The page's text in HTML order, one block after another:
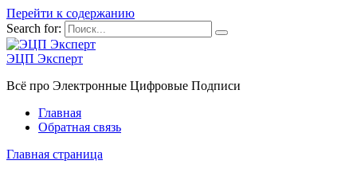
Перейти к содержанию
Search for:
ЭЦП Эксперт
Всё про Электронные Цифровые Подписи
Главная
Обратная связь
Главная страница